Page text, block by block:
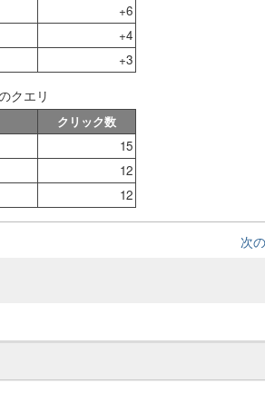
+6
+4
+3
クエリ
クリック数
15
12
12
次